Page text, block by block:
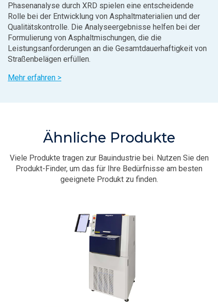
Phasenanalyse durch XRD spielen eine entscheidende
Rolle bei der Entwicklung von Asphaltmaterialien und der
Qualitätskontrolle. Die Analyseergebnisse helfen bei der
Formulierung von Asphaltmischungen, die die
Leistungsanforderungen an die Gesamtdauerhaftigkeit von
Straßenbelägen erfüllen.
Mehr erfahren >
Ähnliche Produkte
Viele Produkte tragen zur Bauindustrie bei. Nutzen Sie den
Produkt-Finder, um das für Ihre Bedürfnisse am besten
geeignete Produkt zu finden.